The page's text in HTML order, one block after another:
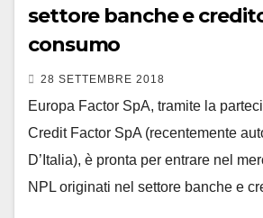
settore banche e
consumo
28 SETTEMBRE 2018
Europa Factor SpA, tramite la
Credit Factor SpA (recentemente
D’Italia), è pronta per entrare nel
NPL originati nel settore banche e